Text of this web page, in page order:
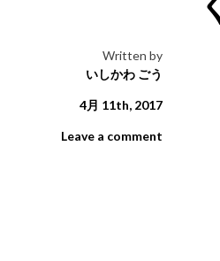
Written by
いしかわ ごう
4月 11th, 2017
Leave a comment